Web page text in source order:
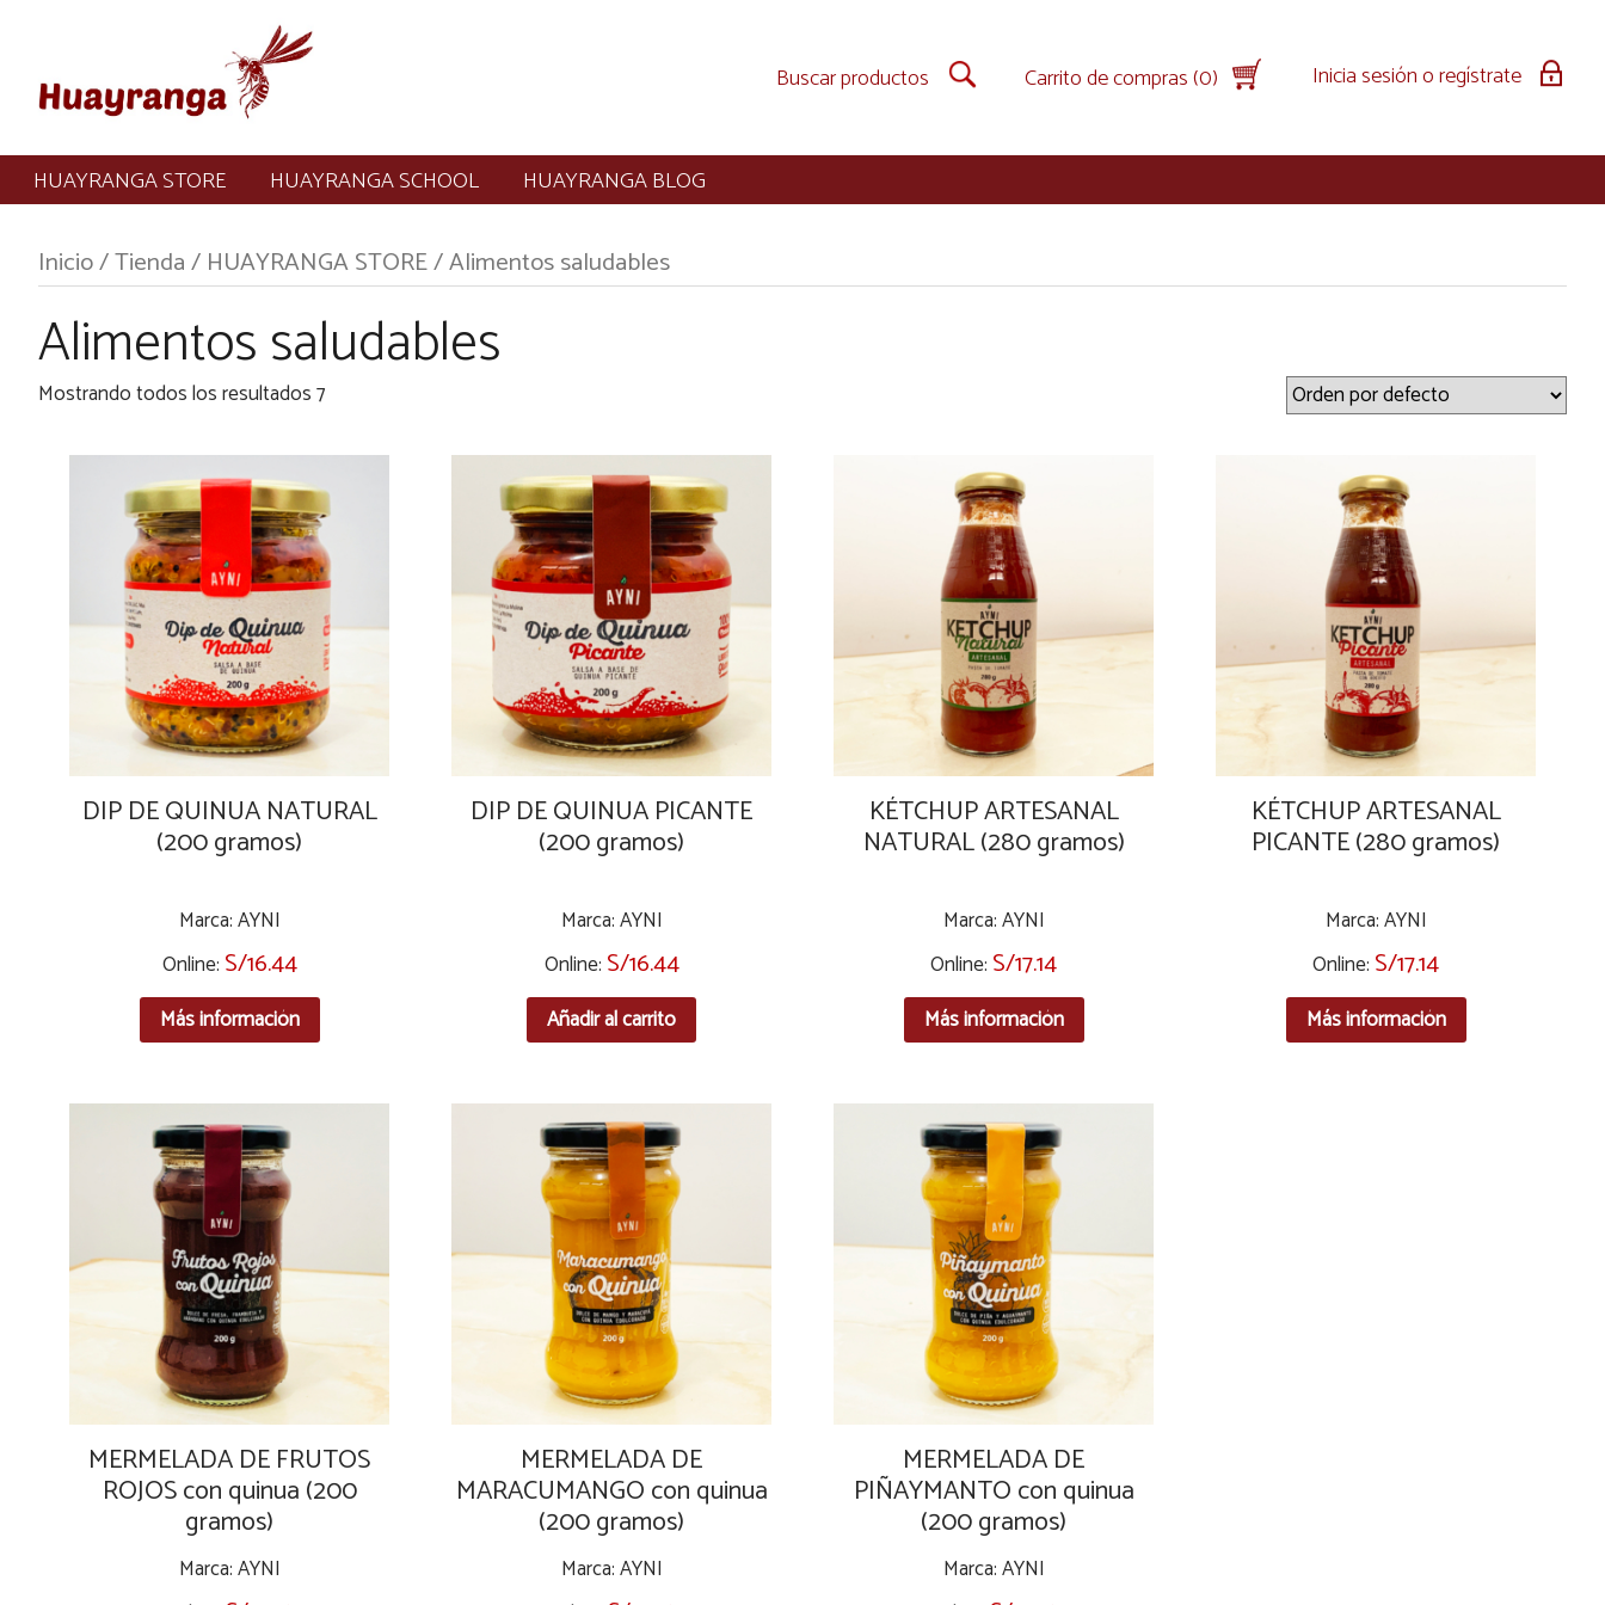
Carrito de compras (0) Inicia sesión o regístrate
HUAYRANGA STORE HUAYRANGA SCHOOL HUAYRANGA BLOG
Inicio/Tienda/ HUAYRANGA STORE/ Alimentos saludables
Alimentos saludables
Mostrando todos los resultados 7
DIP DE QUINUA NATURAL
(200 gramos)
Marca: AYNI
Online: S/16.44
Más información
DIP DE QUINUA PICANTE
(200 gramos)
Marca: AYNI
Online: S/16.44
Añadir al carrito
KÉTCHUP ARTESANAL
NATURAL (280 gramos)
Marca: AYNI
Online: S/17.14
Más información
KÉTCHUP ARTESANAL
PICANTE (280 gramos)
Marca: AYNI
Online: S/17.14
Más información
MERMELADA DE FRUTOS
ROJOS con quinua (200
gramos)
Marca: AYNI
MERMELADA DE
MARACUMANGO con quinua
(200 gramos)
Marca: AYNI
MERMELADA DE
PIÑAYMANTO con quinua
(200 gramos)
Marca: AYNI